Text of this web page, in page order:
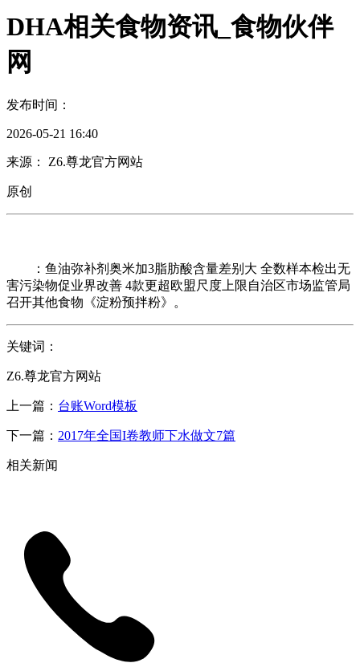
DHA相关食物资讯_食物伙伴
网
发布时间：
2026-05-21 16:40
来源： Z6.尊龙官方网站
原创
：鱼油弥补剂奥米加3脂肪酸含量差别大 全数样本检出无
害污染物促业界改善 4款更超欧盟尺度上限自治区市场监管局
召开其他食物《淀粉预拌粉》。
关键词：
Z6.尊龙官方网站
上一篇： 台账Word模板
下一篇： 2017年全国I卷教师下水做文7篇
相关新闻